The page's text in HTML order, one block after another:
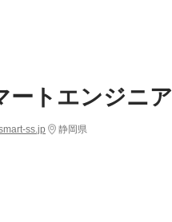
ートエンジニア
ss.jp 静岡県